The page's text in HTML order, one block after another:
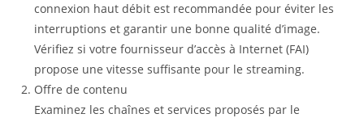
connexion haut débit est recommandée pour éviter les
interruptions et garantir une bonne qualité d’image.
Vérifiez si votre fournisseur d’accès à Internet (FAI)
propose une vitesse suffisante pour le streaming.
Offre de contenu
Examinez les chaînes et services proposés par le